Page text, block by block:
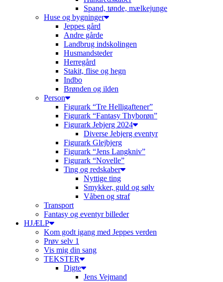
Spand, tønde, mælkejunge
Huse og bygninger
Jeppes gård
Andre gårde
Landbrug indskolingen
Husmandsteder
Herregård
Stakit, flise og hegn
Indbo
Brønden og ilden
Person
Figurark “Tre Helligaftener”
Figurark “Fantasy Thyborøn”
Figurark Jebjerg 2024
Diverse Jebjerg eventyr
Figurark Glejbjerg
Figurark “Jens Langkniv”
Figurark “Novelle”
Ting og redskaber
Nyttige ting
Smykker, guld og sølv
Våben og straf
Transport
Fantasy og eventyr billeder
HJÆLP
Kom godt igang med Jeppes verden
Prøv selv 1
Vis mig din sang
TEKSTER
Digte
Jens Vejmand